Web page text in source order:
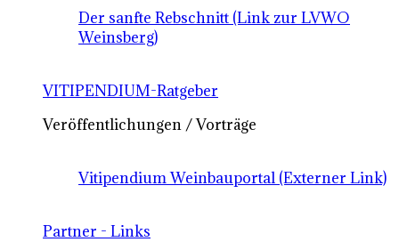
Der sanfte Rebschnitt (Link zur LVWO
Weinsberg)
VITIPENDIUM-Ratgeber
Veröffentlichungen / Vorträge
Vitipendium Weinbauportal (Externer Link)
Partner - Links